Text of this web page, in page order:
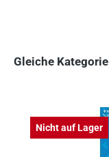
Gleiche Kategorie
Nicht auf Lager